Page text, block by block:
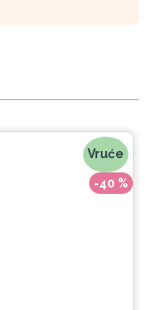
Vruće
-40 %